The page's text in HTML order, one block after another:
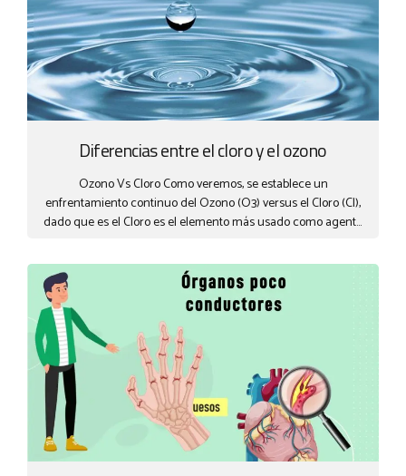
Diferencias entre el cloro y el ozono
Ozono Vs Cloro Como veremos, se establece un
enfrentamiento continuo del Ozono (O3) versus el Cloro (Cl),
dado que es el Cloro es el elemento más usado como agente
general, ambos elementos realizan, en parte, la misma misión,
tratando el agua por oxidación química (el Cloro en buena
parte lo hace por combinación, formando compuestos
organoclorados), pero las virtudes del Ozono, actualmente
desbancan cualquier tratamiento por cloro. ¿Qué daños
causa el cloro? Debido a la utilización tan extensiva que se le
da al cloro y a la poca consciencia...